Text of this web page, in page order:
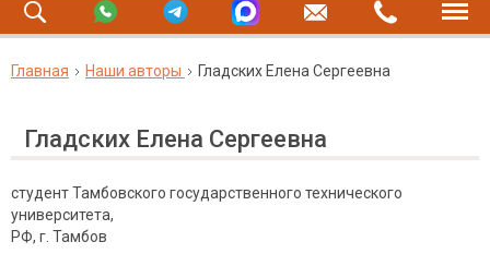
Главная Наши авторы Гладских Елена Сергеевна
Гладских Елена Сергеевна
студент Тамбовского государственного технического
университета,
РФ, г. Тамбов